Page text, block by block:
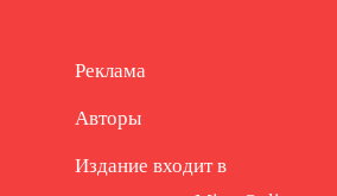
Реклама
Авторы
Издание входит в